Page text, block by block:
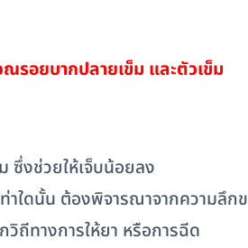
รอยบากปลายเข็ม และตัวเข็ม
ซึ่งช่วยให้เจ็บน้อยลง
าใดนั้น ต้องพิจารณาจากความลึ
ถีทางการให้ยา หรือการฉีด